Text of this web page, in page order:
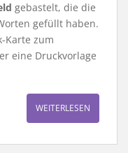
gebastelt, die die
gefüllt haben.
Karte zum
eine Druckvorlage
WEITERLESEN